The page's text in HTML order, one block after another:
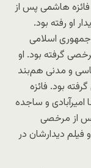
فائزه هاشمی پس از
او رفته بود.
اسلامی
گرفته بود. او
و مدنی هم‌بند
بود. فائزه
و ساجده
از مرخصی
فیلم دیدارشان در